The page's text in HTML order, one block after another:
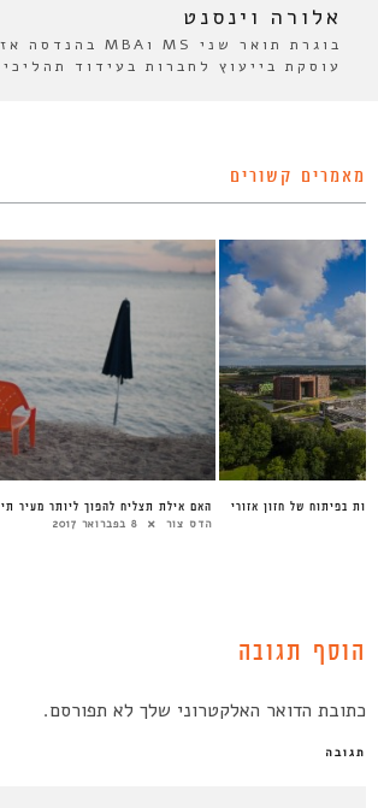
אלורה וינסנט
עוסקת בייעוץ לחברות בעידוד
מאמרים קשורים
האם אילת תצליח להפוך
הדס צור 8 בפברואר 2017
יסוד עכשוויות בפיתוח של חזון אזורי
הוסף תגובה
כתובת הדואר האלקטרוני שלך לא תפורסם.
תגובה